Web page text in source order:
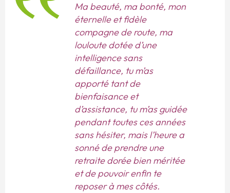
Ma beauté, ma bonté, mon
éternelle et fidèle
compagne de route, ma
louloute dotée d’une
intelligence sans
défaillance, tu m’as
apporté tant de
bienfaisance et
d’assistance, tu m’as guidée
pendant toutes ces années
sans hésiter, mais l’heure a
sonné de prendre une
retraite dorée bien méritée
et de pouvoir enfin te
reposer à mes côtés.